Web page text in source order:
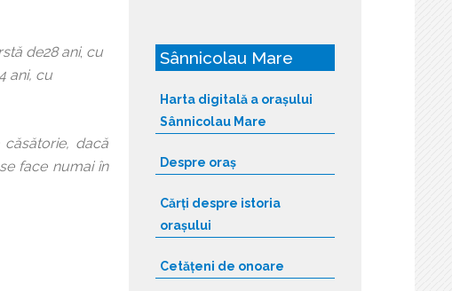
de28 ani, cu
ani, cu
dacă
face numai în
Sânnicolau Mare
Harta digitală a orașului
Sânnicolau Mare
Despre oraș
Cărți despre istoria
orașului
Cetățeni de onoare